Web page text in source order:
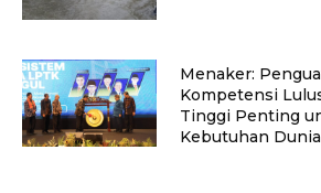
Menaker:
Kompetensi
Tinggi Penting
Kebutuhan